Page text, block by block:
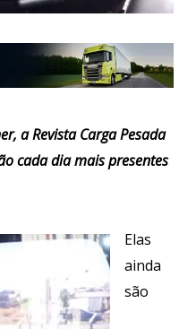
a Revista Carga Pesada
cada dia mais presentes
Elas
ainda
são